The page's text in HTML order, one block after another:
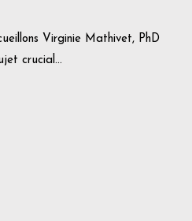
Virginie Mathivet, PhD
crucial…